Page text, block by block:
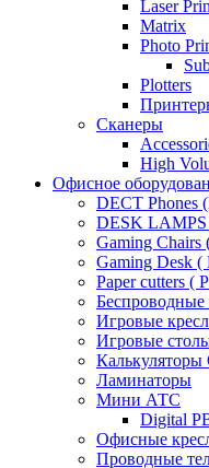
Laser
Matrix
Photo
Plotters
Сканеры
High
Офисное
DECT Phones
DESK
Gaming Chairs
Gaming Desk
Paper cutters (
Игровые
Игровые
Калькуляторы
Ламинаторы
Мини АТС
Digital
Офисные
Проводные